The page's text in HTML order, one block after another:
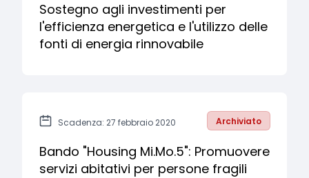
Sostegno agli investimenti per
l'efficienza energetica e l'utilizzo delle
fonti di energia rinnovabile
Scadenza: 27 febbraio 2020 Archiviato
Bando "Housing Mi.Mo.5": Promuovere
servizi abitativi per persone fragili